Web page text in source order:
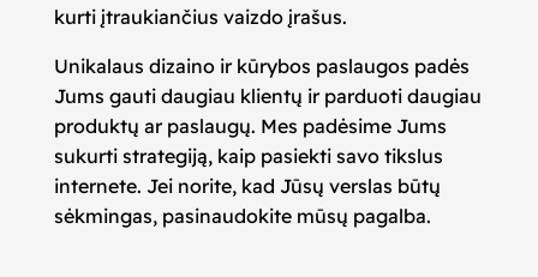
kurti įtraukiančius vaizdo įrašus.
Unikalaus dizaino ir kūrybos paslaugos padės
Jums gauti daugiau klientų ir parduoti daugiau
produktų ar paslaugų. Mes padėsime Jums
sukurti strategiją, kaip pasiekti savo tikslus
internete. Jei norite, kad Jūsų verslas būtų
sėkmingas, pasinaudokite mūsų pagalba.